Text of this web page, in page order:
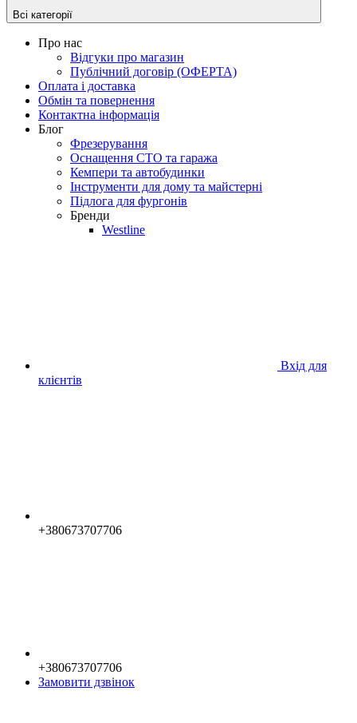
Всі категорії
Про нас
Відгуки про магазин
Публічний договір (ОФЕРТА)
Оплата і доставка
Обмін та повернення
Контактна інформація
Блог
Фрезерування
Оснащення СТО та гаража
Кемпери та автобудинки
Інструменти для дому та майстерні
Підлога для фургонів
Бренди
Westline
Вхід для
клієнтів
+380673707706
+380673707706
Замовити дзвінок